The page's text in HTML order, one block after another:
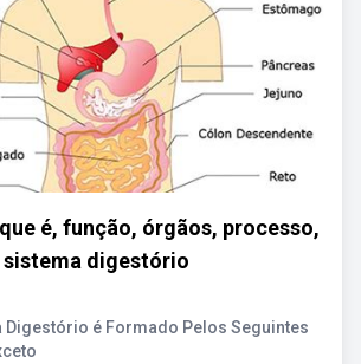
é, função, órgãos, processo,
sistema digestório
Digestório é Formado Pelos Seguintes